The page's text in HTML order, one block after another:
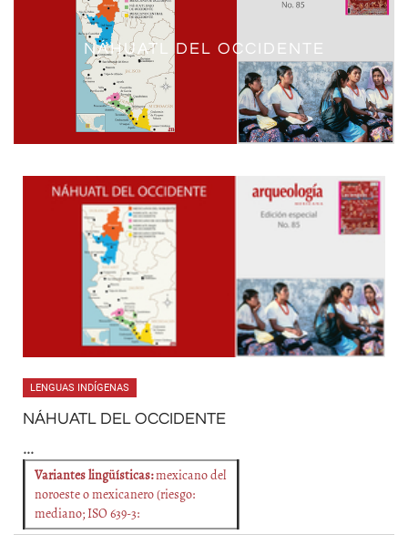
NÁHUATL DEL OCCIDENTE
NÁHUATL DEL CENTRO
LENGUAS INDÍGENAS
NÁHUATL DEL OCCIDENTE
...
Variantes lingüísticas:mexicano del
noroeste o mexicanero (riesgo:
mediano; ISO 639-3: